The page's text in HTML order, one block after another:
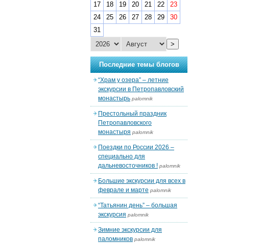
17
18 19 20 21 22
23
24
25 26 27 28 29
30
31
>
Последние темы блогов
“Храм у озера” – летние
экскурсии в Петропавловский
монастырь palomnik
Престольный праздник
Петропавловского
монастыря palomnik
Поездки по России 2026 –
специально для
дальневосточников ! palomnik
Большие экскурсии для всех в
феврале и марте palomnik
“Татьянин день” – большая
экскурсия palomnik
Зимние экскурсии для
паломников palomnik